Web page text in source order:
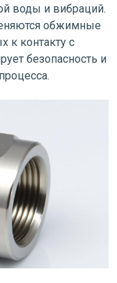
воды и вибраций.
обжимные
к контакту с
безопасность и